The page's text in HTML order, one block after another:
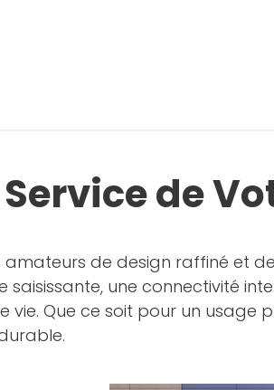
de
amateurs de design raffiné
une connectivité
Que ce soit pour un